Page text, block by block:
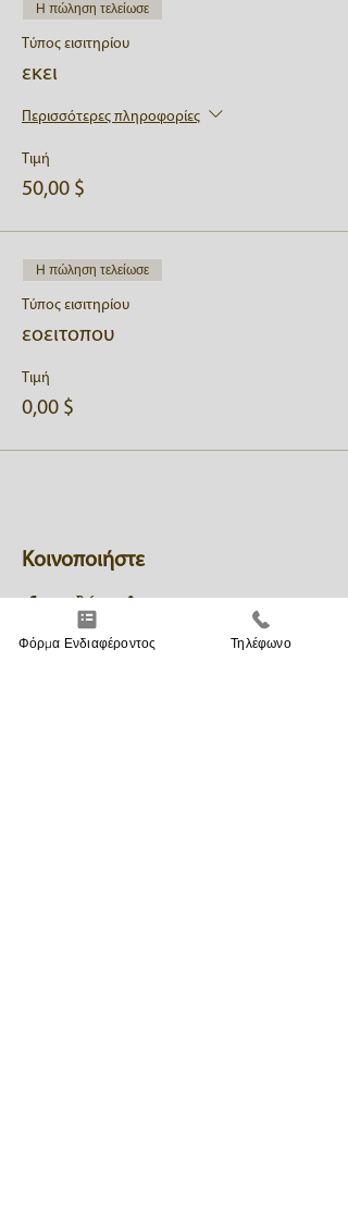
Η πώληση τελείωσε
Τύπος εισιτηρίου
εκει
Περισσότερες πληροφορίες
Τιμή
50,00 $
Η πώληση τελείωσε
Τύπος εισιτηρίου
εοειτοπου
Τιμή
0,00 $
Κοινοποιήστε
Φόρμα Ενδιαφέροντος Τηλέφωνο